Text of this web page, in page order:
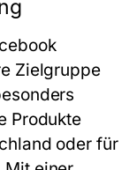
Zielgruppe
Produkte
oder für